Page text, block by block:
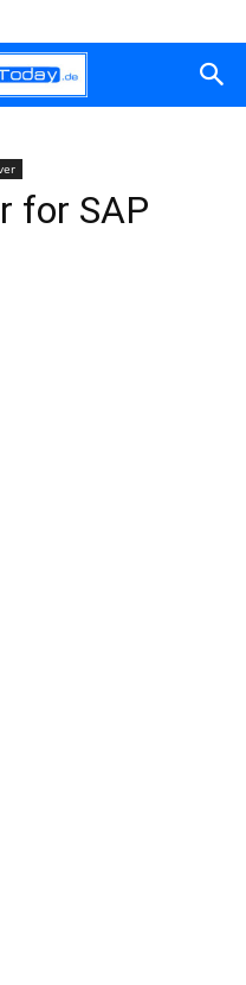
for SAP